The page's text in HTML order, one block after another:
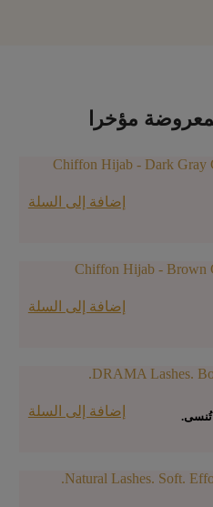
مؤخرا
إضافة إلى السلة
إضافة إلى السلة
إضافة إلى السلة